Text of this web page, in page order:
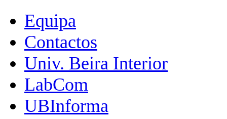
Equipa
Contactos
Univ. Beira Interior
LabCom
UBInforma